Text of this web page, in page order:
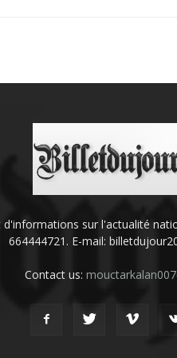
sur l'actualité
664444721. E-mail:
Contact us: